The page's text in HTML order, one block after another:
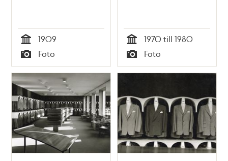
Tid
1909
Typ
Foto Tid
1970 till 1980
Typ
Foto